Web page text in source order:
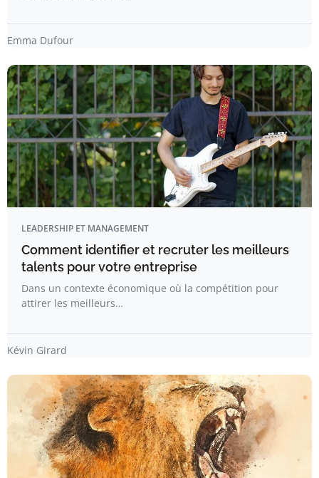
Emma Dufour
LEADERSHIP ET MANAGEMENT
Comment identifier et recruter les meilleurs
talents pour votre entreprise
Dans un contexte économique où la compétition pour
attirer les meilleurs…
Kévin Girard